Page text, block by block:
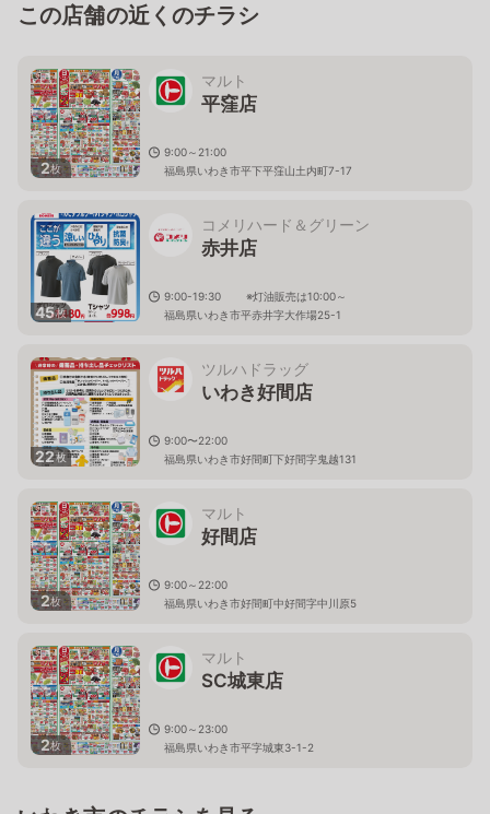
この店舗の近くのチラシ
2枚
マルト
平窪店
9:00～21:00
福島県いわき市平下平窪山土内町7-17
45枚
コメリハード＆グリーン
赤井店
9:00-19:30 ※灯油販売は10:00～
福島県いわき市平赤井字大作場25-1
22枚
ツルハドラッグ
いわき好間店
9:00〜22:00
福島県いわき市好間町下好間字鬼越131
2枚
マルト
好間店
9:00～22:00
福島県いわき市好間町中好間字中川原5
2枚
マルト
SC城東店
9:00～23:00
福島県いわき市平字城東3-1-2